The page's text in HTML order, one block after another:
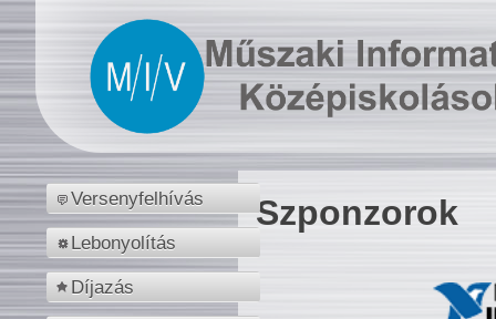
Versenyfelhívás
Lebonyolítás
Díjazás
Szponzorok